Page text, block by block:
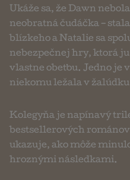
Ukáže sa, že Dawn
neobratná čudáčka –
blízkeho a Natalie sa
nebezpečnej hry, ktorá
vlastne obeťou. Jedno je
niekomu ležala v
Kolegyňa je napínavý
bestsellerových
ukazuje, ako môže
hroznými následkami.